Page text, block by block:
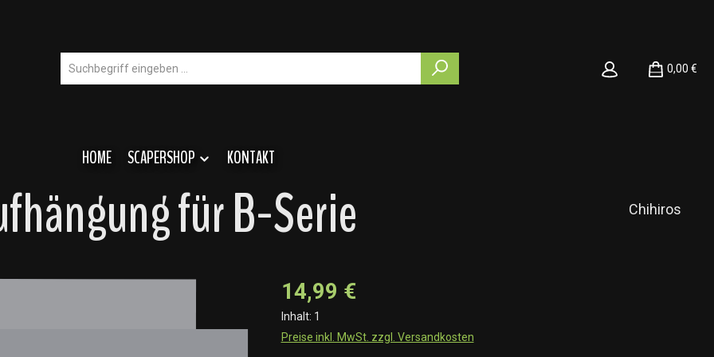
0,00 €
HOME SCAPERSHOP KONTAKT
für B-Serie Chihiros
14,99 €
Inhalt: 1
Preise inkl. MwSt. zzgl. Versandkosten